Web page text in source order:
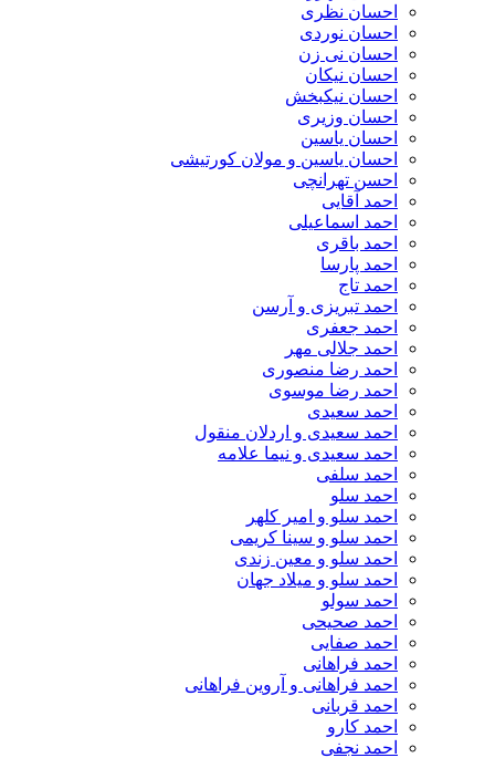
احسان نظری
احسان نوردی
احسان نی زن
احسان نیکان
احسان نیکبخش
احسان وزیری
احسان یاسین
احسان یاسین و مولان کورتیشی
احسن تهرانچی
احمد آقایی
احمد اسماعیلی
احمد باقری
احمد پارسا
احمد تاج
احمد تبریزی و آرسن
احمد جعفری
احمد جلالی مهر
احمد رضا منصوری
احمد رضا موسوی
احمد سعیدی
احمد سعیدی و اردلان منقول
احمد سعیدی و نیما علامه
احمد سلفی
احمد سلو
احمد سلو و امیر کلهر
احمد سلو و سینا کریمی
احمد سلو و معین زندی
احمد سلو و میلاد جهان
احمد سولو
احمد صحیحی
احمد صفایی
احمد فراهانی
احمد فراهانی و آروین فراهانی
احمد قربانی
احمد کارو
احمد نجفی